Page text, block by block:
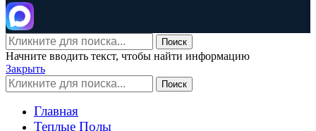
Поиск
Начните вводить текст, чтобы найти информацию
Закрыть
Поиск
Главная
Теплые Полы